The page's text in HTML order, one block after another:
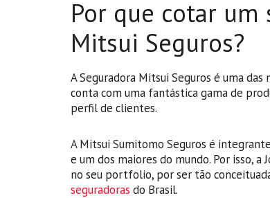
Por que cotar um
Mitsui Seguros?
A Seguradora Mitsui Seguros é uma
conta com uma fantástica gama de
perfil de clientes.
A Mitsui Sumitomo Seguros é
e um dos maiores do mundo. Por isso, a
no seu portfolio, por ser tão
seguradoras do Brasil.